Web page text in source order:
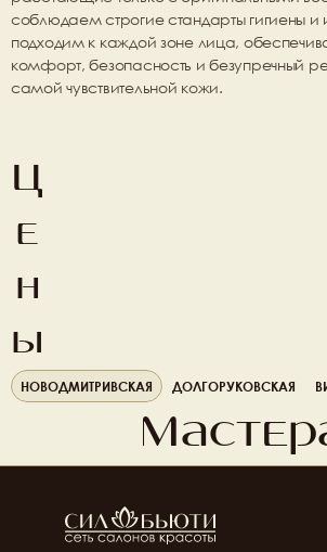
соблюдаем строгие стандарты гигиены и
подходим к каждой зоне лица,
комфорт, безопасность и безупречный
самой чувствительной кожи.
Ц
е
н
ы
НОВОДМИТРИВСКАЯ ДОЛГОРУКОВСКАЯ